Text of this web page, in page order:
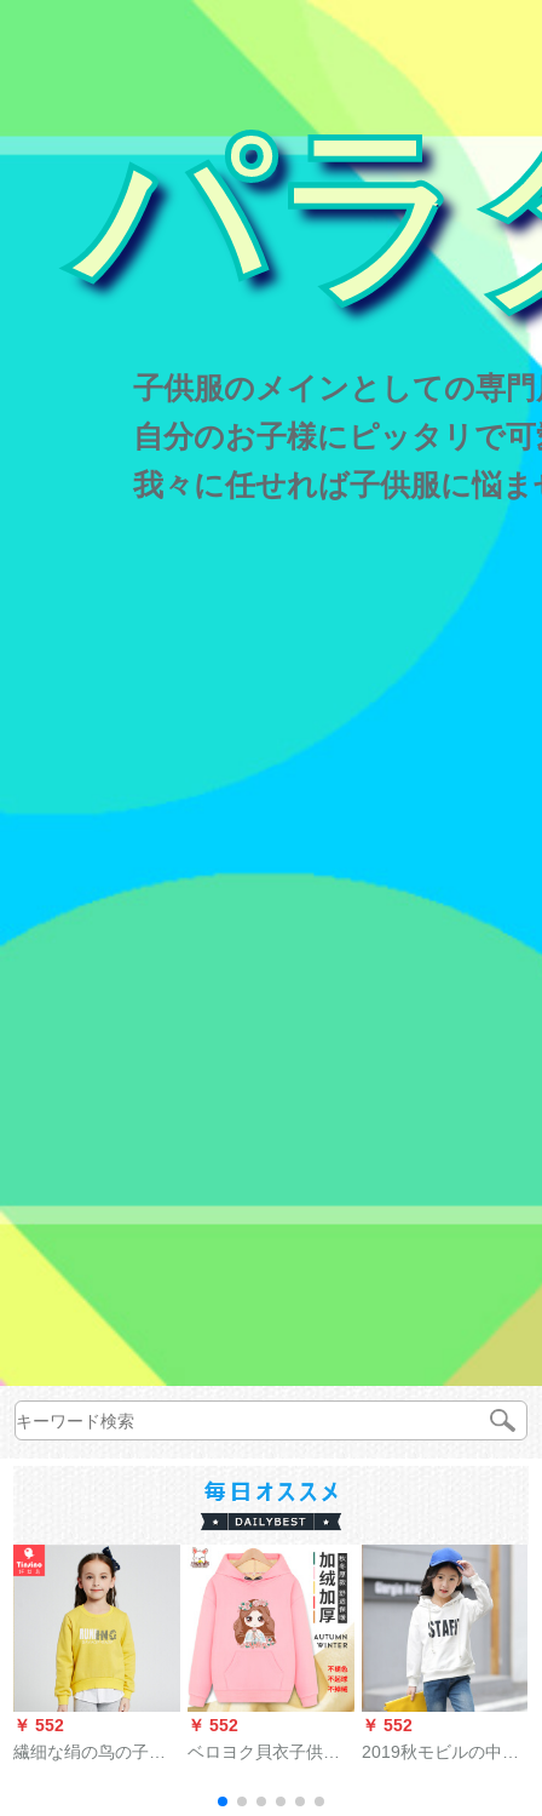
パラ
子供服のメインとしての専
自分のお子様にピッタリで
我々に任せれば子供服に悩
￥ 552
繊细な绢の鸟の子供
￥ 552
ベロヨク貝衣子供加
の赤ちゃん12-15歳の
￥ 552
2019秋モビルの中で